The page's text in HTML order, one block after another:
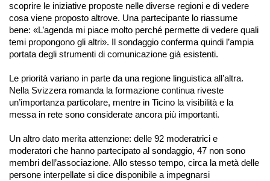
scoprire le iniziative proposte nelle diverse regioni e di vedere
cosa viene proposto altrove. Una partecipante lo riassume
bene: «L’agenda mi piace molto perché permette di vedere quali
temi propongono gli altri». Il sondaggio conferma quindi l’ampia
portata degli strumenti di comunicazione già esistenti.
Le priorità variano in parte da una regione linguistica all’altra.
Nella Svizzera romanda la formazione continua riveste
un’importanza particolare, mentre in Ticino la visibilità e la
messa in rete sono considerate ancora più importanti.
Un altro dato merita attenzione: delle 92 moderatrici e
moderatori che hanno partecipato al sondaggio, 47 non sono
membri dell’associazione. Allo stesso tempo, circa la metà delle
persone interpellate si dice disponibile a impegnarsi